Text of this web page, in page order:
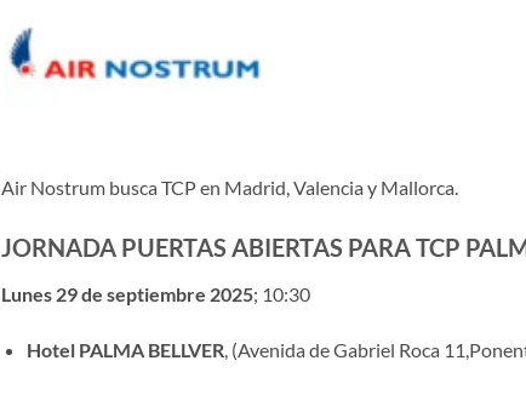
Air Nostrum busca TCP en Madrid, Valencia y Mallorca.
JORNADA PUERTAS ABIERTAS PARA TCP
Lunes 29 de septiembre 2025; 10:30
Hotel PALMA BELLVER , (Avenida de Gabriel Roca